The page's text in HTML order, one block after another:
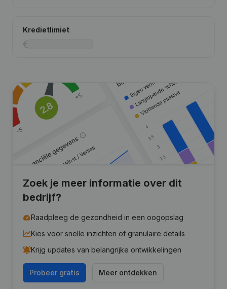
Kredietlimiet
Zoek je meer informatie over dit
bedrijf?
Raadpleeg de gezondheid in een oogopslag
Kies voor snelle inzichten of granulaire details
Krijg updates van belangrijke ontwikkelingen
Probeer gratis Meer ontdekken